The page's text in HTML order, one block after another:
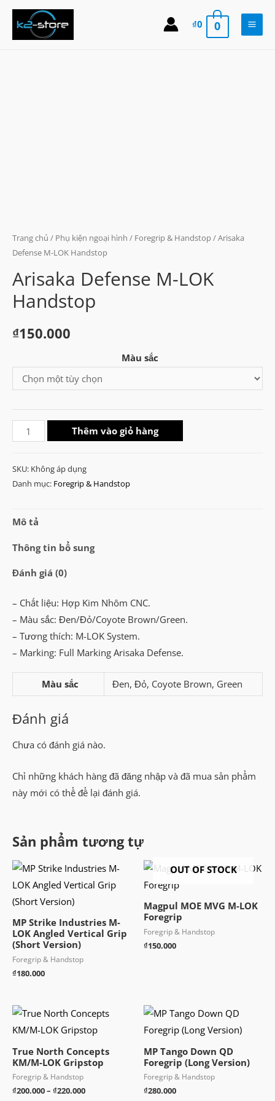
Skip
content
₫0 0
Main
Trang chủ / Phụ kiện ngoại hình / Foregrip & Handstop/ Arisaka
Defense M-LOK Handstop
Arisaka Defense M-LOK
Handstop
₫150.000
Màu sắc
Arisaka
Defense
LOK
lượng
Thêm vào giỏ hàng
SKU: Không áp dụng
Danh mục: Foregrip & Handstop
Mô tả
Thông tin bổ sung
Đánh giá (0)
– Chất liệu: Hợp Kim Nhôm CNC.
– Màu sắc: Đen/Đỏ/Coyote Brown/Green.
– Tương thích: M-LOK System.
– Marking: Full Marking Arisaka Defense.
Màu sắc Đen, Đỏ, Coyote Brown, Green
Đánh giá
Chưa có đánh giá nào.
Chỉ những khách hàng đã đăng nhập và đã mua sản phẩm
này mới có thể để lại đánh giá.
Sản phẩm tương tự
MP Strike Industries M-
LOK Angled Vertical Grip
(Short Version)
Foregrip & Handstop
₫180.000
OUT OF STOCK
Magpul MOE MVG M-LOK
Foregrip
Foregrip & Handstop
₫150.000
True North Concepts
KM/M-LOK Gripstop
Foregrip & Handstop
₫200.000– ₫220.000Khoảng
MP Tango Down QD
Foregrip (Long Version)
Foregrip & Handstop
₫280.000